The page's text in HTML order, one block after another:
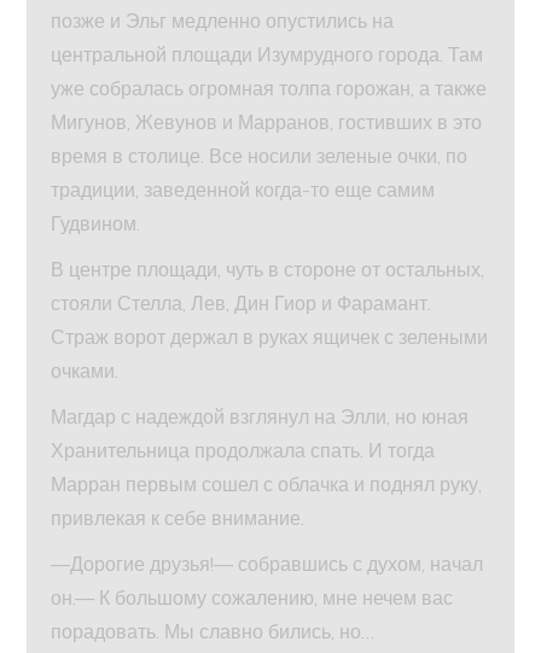
позже и Эльг медленно опустились на
центральной площади Изумрудного города. Там
уже собралась огромная толпа горожан, а также
Мигунов, Жевунов и Марранов, гостивших в это
время в столице. Все носили зеленые очки, по
традиции, заведенной когда-то еще самим
Гудвином.
В центре площади, чуть в стороне от остальных,
стояли Стелла, Лев, Дин Гиор и Фарамант.
Страж ворот держал в руках ящичек с зелеными
очками.
Магдар с надеждой взглянул на Элли, но юная
Хранительница продолжала спать. И тогда
Марран первым сошел с облачка и поднял руку,
привлекая к себе внимание.
—Дорогие друзья!— собравшись с духом, начал
он.— К большому сожалению, мне нечем вас
порадовать. Мы славно бились, но…